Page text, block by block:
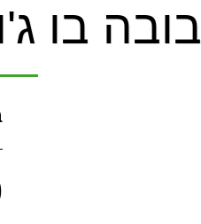
בובה בו